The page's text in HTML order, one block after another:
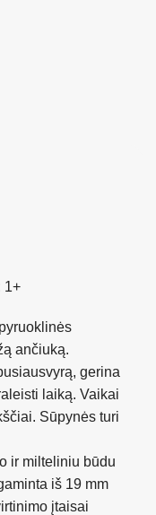
1+
ančiuką.
gerina
laiką. Vaikai
Sūpynės turi
ir milteliniu būdu
iš 19 mm
įtaisai